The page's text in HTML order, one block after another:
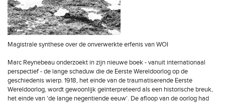
Magistrale synthese over de onverwerkte erfenis van WOI
Marc Reynebeau onderzoekt in zijn nieuwe boek - vanuit internationaal
perspectief - de lange schaduw die de Eerste Wereldoorlog op de
geschiedenis wierp. 1918, het einde van de traumatiserende Eerste
Wereldoorlog, wordt gewoonlijk geïnterpreteerd als een historische breuk,
het einde van 'de lange negentiende eeuw'. De afloop van de oorlog had